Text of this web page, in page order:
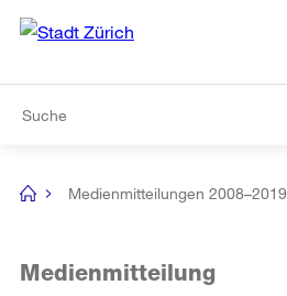
Navigation
[no
Medienmitteilungen 2008–2019
Medienmitteilung